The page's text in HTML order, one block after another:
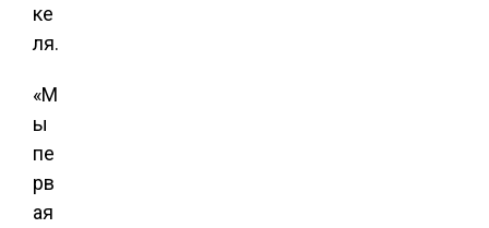
ке
ля.
«М
ы
пе
рв
ая